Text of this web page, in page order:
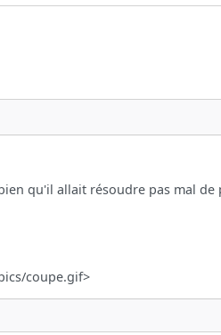
qu'il allait résoudre pas mal de
coupe.gif>